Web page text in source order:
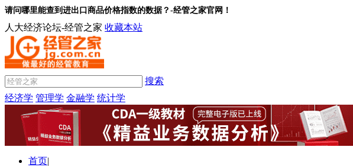
请问哪里能查到进出口商品价格指数的数据？-经管之家官网！
人大经济论坛-经管之家 收藏本站
搜索
经济学 管理学 金融学 统计学
首页|